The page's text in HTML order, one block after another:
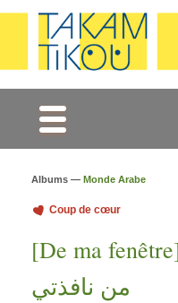
Albums — Monde Arabe
Coup de cœur
[De ma
من نافذتي